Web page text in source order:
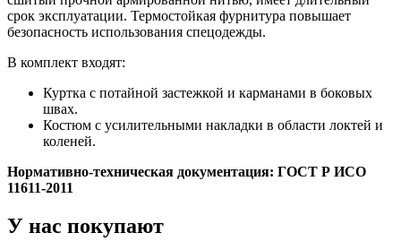
срок эксплуатации. Термостойкая фурнитура повышает
безопасность использования спецодежды.
В комплект входят:
Куртка с потайной застежкой и карманами в боковых
швах.
Костюм с усилительными накладки в области локтей и
коленей.
Нормативно-техническая документация: ГОСТ Р ИСО
11611-2011
У нас покупают